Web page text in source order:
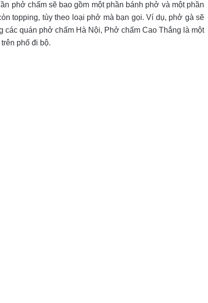
phở chấm sẽ bao gồm một phần bánh phở và một phần
topping, tùy theo loại phở mà bạn gọi. Ví dụ, phở gà sẽ
các quán phở chấm Hà Nội, Phở chấm Cao Thắng là một
phố đi bộ.